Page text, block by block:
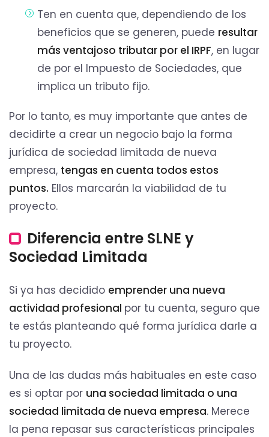
Ten en cuenta que, dependiendo de los
beneficios que se generen, puede resultar
más ventajoso tributar por el IRPF, en lugar
de por el Impuesto de Sociedades, que
implica un tributo fijo.
Por lo tanto, es muy importante que antes de
decidirte a crear un negocio bajo la forma
jurídica de sociedad limitada de nueva
empresa, tengas en cuenta todos estos
puntos. Ellos marcarán la viabilidad de tu
proyecto.
Diferencia entre SLNE y
Sociedad Limitada
Si ya has decidido emprender una nueva
actividad profesional por tu cuenta, seguro que
te estás planteando qué forma jurídica darle a
tu proyecto.
Una de las dudas más habituales en este caso
es si optar por una sociedad limitada o una
sociedad limitada de nueva empresa. Merece
la pena repasar sus características principales